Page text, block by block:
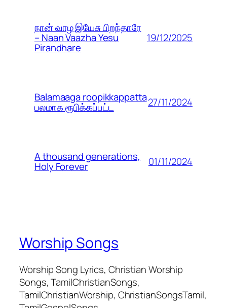
நான் வாழ இயேசு பிறந்தாரே
– Naan Vaazha Yesu
Pirandhare
19/12/2025
Balamaaga roopikkappatta
பலமாக ரூபிக்கப்பட்ட 27/11/2024
A thousand generations,
Holy Forever 01/11/2024
Worship Songs
Worship Song Lyrics, Christian Worship
Songs, TamilChristianSongs,
TamilChristianWorship, ChristianSongsTamil,